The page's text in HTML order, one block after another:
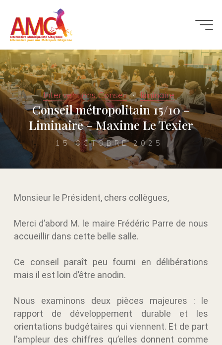
Interventions Conseil liminaire
Conseil métropolitain 15/10 –
Liminaire – Maxime Le Texier
15 OCTOBRE 2025
Monsieur le Président, chers collègues,
Merci d’abord M. le maire Frédéric Parre de nous
accueillir dans cette belle salle.
Ce conseil paraît peu fourni en délibérations
mais il est loin d’être anodin.
Nous examinons deux pièces majeures : le
rapport de développement durable et les
orientations budgétaires qui viennent. Et de part
l’ampleur des chiffres qu’elles donnent comme